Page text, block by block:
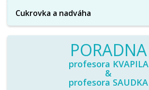
Cukrovka a nadváha
PORADNA
profesora KVAPILA
&
profesora SAUDKA